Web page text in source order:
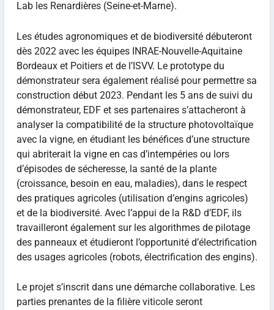
Lab les Renardières (Seine-et-Marne).
Les études agronomiques et de biodiversité débuteront
dès 2022 avec les équipes INRAE-Nouvelle-Aquitaine
Bordeaux et Poitiers et de l’ISVV. Le prototype du
démonstrateur sera également réalisé pour permettre sa
construction début 2023. Pendant les 5 ans de suivi du
démonstrateur, EDF et ses partenaires s’attacheront à
analyser la compatibilité de la structure photovoltaïque
avec la vigne, en étudiant les bénéfices d’une structure
qui abriterait la vigne en cas d’intempéries ou lors
d’épisodes de sécheresse, la santé de la plante
(croissance, besoin en eau, maladies), dans le respect
des pratiques agricoles (utilisation d’engins agricoles)
et de la biodiversité. Avec l’appui de la R&D d’EDF, ils
travailleront également sur les algorithmes de pilotage
des panneaux et étudieront l’opportunité d’électrification
des usages agricoles (robots, électrification des engins).
Le projet s’inscrit dans une démarche collaborative. Les
parties prenantes de la filière viticole seront